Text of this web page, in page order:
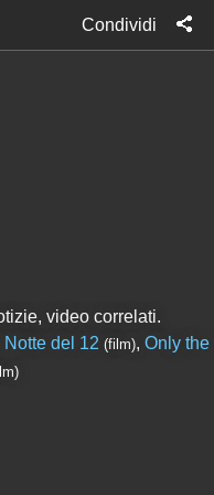
Condividi
video correlati.
Notte del 12 (film), Only the